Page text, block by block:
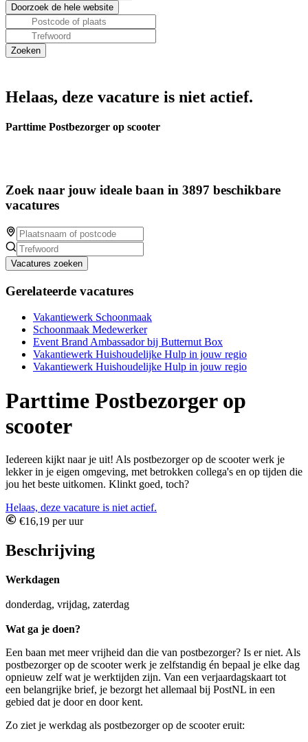
Helaas, deze vacature is niet actief.
Parttime Postbezorger op scooter
Zoek naar jouw ideale baan in 3897 beschikbare
vacatures
Vacatures zoeken
Gerelateerde vacatures
Vakantiewerk Schoonmaak
Schoonmaak Medewerker
Event Brand Ambassador bij Butternut Box
Vakantiewerk Huishoudelijke Hulp in jouw regio
Vakantiewerk Huishoudelijke Hulp in jouw regio
Parttime Postbezorger op
scooter
Iedereen kijkt naar je uit! Als postbezorger op de scooter werk je
lekker in je eigen omgeving, met betrokken collega's en op tijden die
jou het beste uitkomen. Klinkt goed, toch?
Helaas, deze vacature is niet actief.
€16,19 per uur
Beschrijving
Werkdagen
donderdag, vrijdag, zaterdag
Wat ga je doen?
Een baan met meer vrijheid dan die van postbezorger? Is er niet. Als
postbezorger op de scooter werk je zelfstandig én bepaal je elke dag
opnieuw zelf wat je werktijden zijn. Van een verjaardagskaart tot
een belangrijke brief, je bezorgt het allemaal bij PostNL in een
gebied dat je door en door kent.
Zo ziet je werkdag als postbezorger op de scooter eruit: